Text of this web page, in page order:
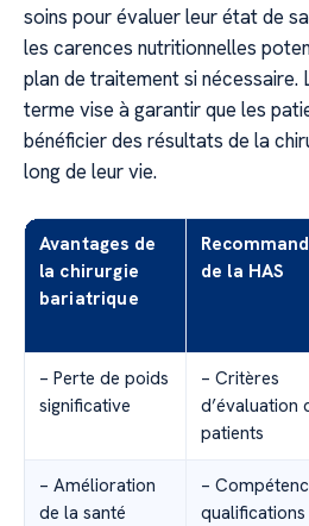
soins pour évaluer leur état de
les carences nutritionnelles
plan de traitement si nécessaire.
terme vise à garantir que les
bénéficier des résultats de la
long de leur vie.
Avantages de
la chirurgie
bariatrique
de la HAS
– Perte de poids
significative
– Critères
d’évaluation
patients
– Amélioration
de la santé
–
qualifications